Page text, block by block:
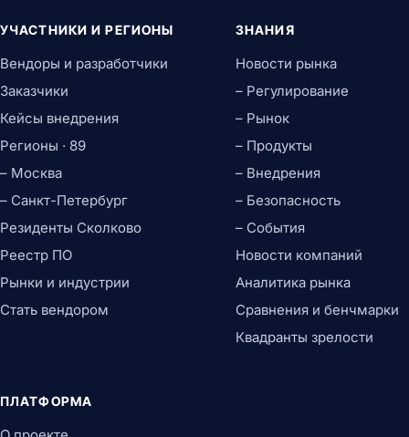
УЧАСТНИКИ И РЕГИОНЫ
Вендоры и разработчики
Заказчики
Кейсы внедрения
Регионы · 89
– Москва
– Санкт-Петербург
Резиденты Сколково
Реестр ПО
Рынки и индустрии
Стать вендором
ЗНАНИЯ
Новости рынка
– Регулирование
– Рынок
– Продукты
– Внедрения
– Безопасность
– События
Новости компаний
Аналитика рынка
Сравнения и бенчмарки
Квадранты зрелости
ПЛАТФОРМА